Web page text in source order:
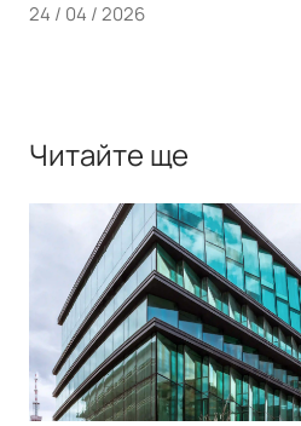
24 / 04 / 2026
Читайте ще